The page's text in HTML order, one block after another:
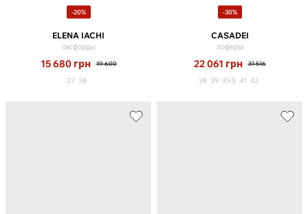
-20%
ELENA IACHI
оксфорды
15 680 грн 19 600
37 38
-30%
CASADEI
лоферы
22 061 грн 31 516
38 39 39.5 41 42